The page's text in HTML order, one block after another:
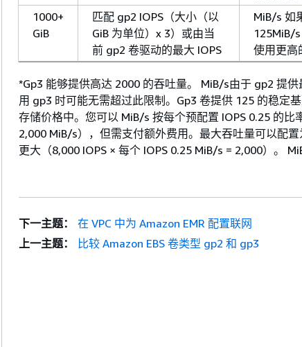
1000+
GiB
匹配 gp2 IOPS（大小（以
GiB 为单位）x 3）或由当
前 gp2 卷驱动的最大 IOPS
MiB/s 如
125MiB/
使用更高
*Gp3 能够提供高达 2000 的吞吐量。 MiB/s由于 gp2 提
用 gp3 时可能无需超过此限制。Gp3 卷提供 125 的稳定
存储价格中。您可以 MiB/s 按每个预配置 IOPS 0.25 的比
2,000 MiB/s），但需支付额外费用。最大吞吐量可以配
更大（8,000 IOPS × 每个 IOPS 0.25 MiB/s = 2,000）。
下一主题：
在 VPC 中为 Amazon EMR 配置联网
上一主题：
比较 Amazon EBS 卷类型 gp2 和 gp3